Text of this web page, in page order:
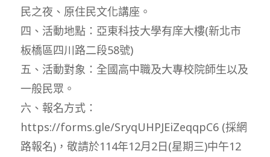
民之夜、原住民文化講座。
四、活動地點：亞東科技大學有庠大樓(新北市
板橋區四川路二段58號)
五、活動對象：全國高中職及大專校院師生以及
一般民眾。
六、報名方式：
https://forms.gle/SryqUHPJEiZeqqpC6 (採網
路報名)，敬請於114年12月2日(星期三)中午12